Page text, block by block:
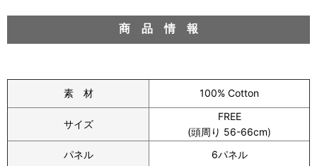
商 品 情 報
素 材 100% Cotton
サイズ
FREE
(頭周り 56-66cm)
パネル
6パネル